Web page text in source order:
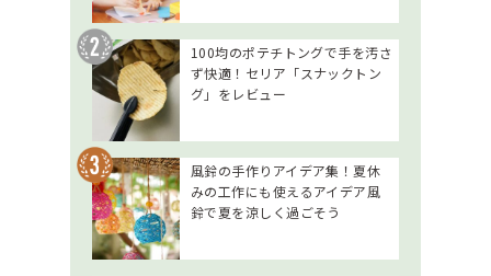
100均のポテチトングで手を汚さ
ず快適！セリア「スナックトン
グ」をレビュー
風鈴の手作りアイデア集！夏休
みの工作にも使えるアイデア風
鈴で夏を涼しく過ごそう